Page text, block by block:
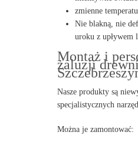
zmienne
Nie blakną, nie
uroku z upływem
Montaż i
żaluzji
Nasze produkty są
specjalistycznych
Można je zamontować: